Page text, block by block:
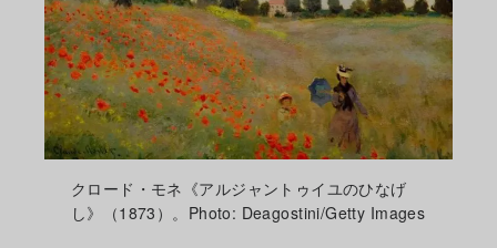
クロード・モネ《アルジャントゥイユのひなげ
し》（1873）。Photo: Deagostini/Getty Images